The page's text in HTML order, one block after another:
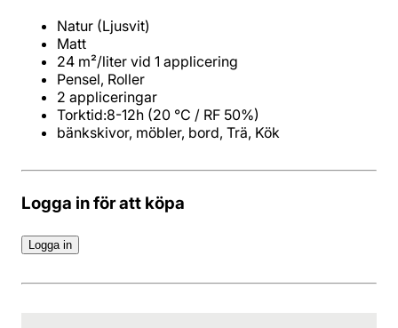
bänkskivor, möbler, bord, Trä, Kök
Logga in för att köpa
Logga in